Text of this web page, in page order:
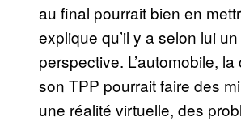
au final pourrait bien en
explique qu’il y a selon lui
perspective. L’automobile,
son TPP pourrait faire des
une réalité virtuelle, des